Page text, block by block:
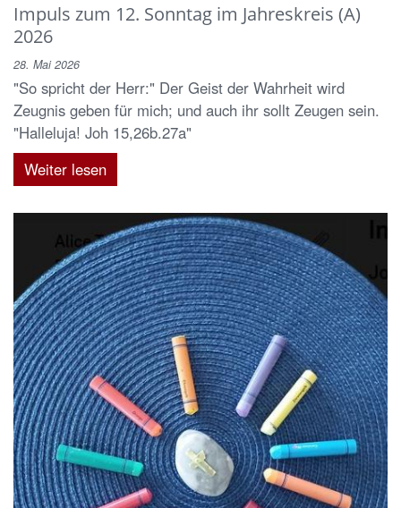
Impuls zum 12. Sonntag im Jahreskreis (A)
2026
28. Mai 2026
"So spricht der Herr:" Der Geist der Wahrheit wird
Zeugnis geben für mich; und auch ihr sollt Zeugen sein.
"Halleluja! Joh 15,26b.27a"
Weiter lesen